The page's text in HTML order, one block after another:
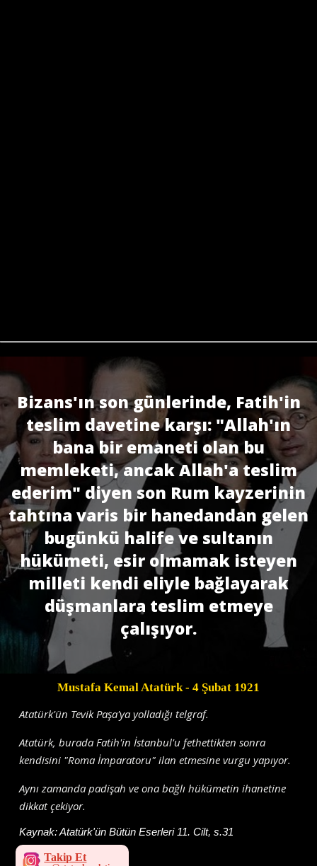
Bizans'ın son günlerinde, Fatih'in
teslim davetine karşı: "Allah'ın
bana bir emaneti olan bu
memleketi, ancak Allah'a teslim
ederim" diyen son Rum kayzerinin
tahtına varis bir hanedandan gelen
bugünkü halife ve sultanın
hükümeti, esir olmamak isteyen
milleti kendi eliyle bağlayarak
düşmanlara teslim etmeye
çalışıyor.
Mustafa Kemal Atatürk - 4 Şubat 1921
Atatürk'ün Tevik Paşa'ya yolladığı telgraf.
Atatürk, burada Fatih'in İstanbul'u fethettikten sonra
kendisini "Roma İmparatoru" ilan etmesine vurgu yapıyor.
Aynı zamanda padişah ve ona bağlı hükümetin ihanetine
dikkat çekiyor.
Kaynak:Atatürk'ün Bütün Eserleri 11. Cilt, s.31
Takip Et